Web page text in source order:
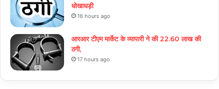
धोखाधड़ी
16 hours ago
आरआर टीएम मार्केट के व्यापारी ने की 22.60 लाख की
ठगी,
17 hours ago